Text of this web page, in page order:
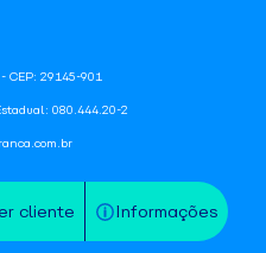
cliente Informações
CEP: 29145-901
080.444.20-2